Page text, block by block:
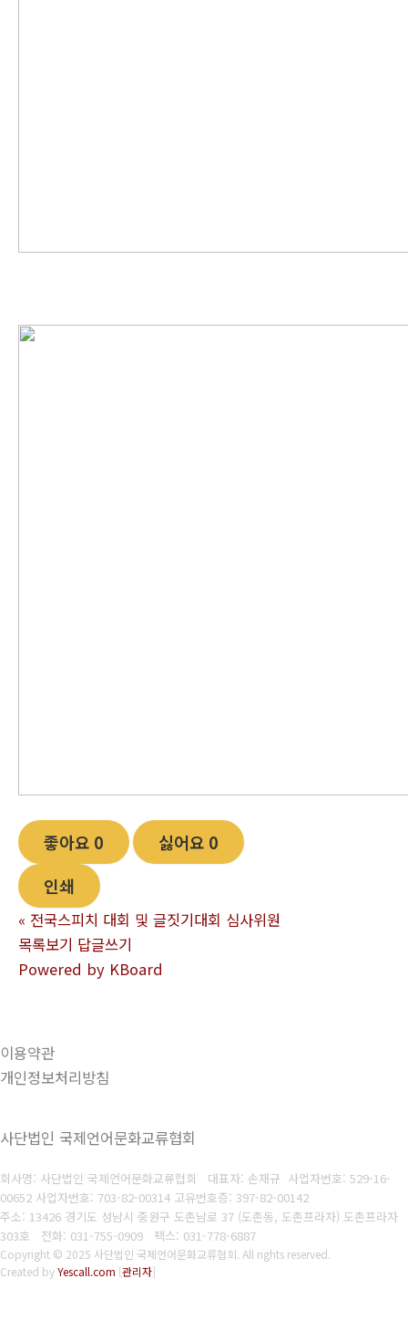
좋아요 0 싫어요 0
인쇄
« 전국스피치 대회 및 글짓기대회 심사위원
목록보기 답글쓰기
Powered by KBoard
이용약관
개인정보처리방침
사단법인 국제언어문화교류협회
회사명: 사단법인 국제언어문화교류협회 대표자: 손재규 사업자번호: 529-16-
00652 사업자번호: 703-82-00314 고유번호증: 397-82-00142
주소: 13426 경기도 성남시 중원구 도촌남로 37 (도촌동, 도촌프라자) 도촌프라자
303호 전화: 031-755-0909 팩스: 031-778-6887
Copyright © 2025 사단법인 국제언어문화교류협회. All rights reserved.
Created byYescall.com [관리자]